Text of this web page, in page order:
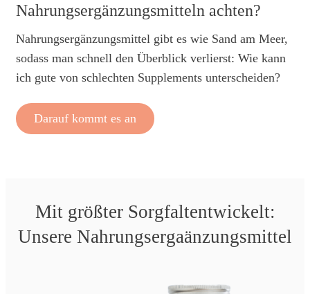
Nahrungsergänzungsmitteln achten?
Nahrungsergänzungsmittel gibt es wie Sand am Meer,
sodass man schnell den Überblick verlierst: Wie kann
ich gute von schlechten Supplements unterscheiden?
Darauf kommt es an
Mit größter Sorgfaltentwickelt:
Unsere Nahrungsergaänzungsmittel